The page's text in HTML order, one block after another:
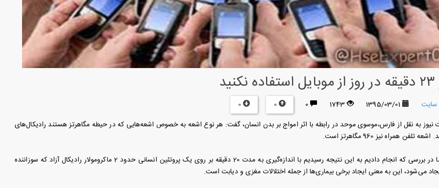
سایت 1395/03/01
1743
0
0
0
به نقل از فارس،موسوی موحد در رابطه با اثر امواج بر بدن انسان، گفت: هر نوع اشعه به خصوص اشعه‌هایی که در حیطه مگاهرتز هستند رادیکال‌های
همراه نیز 960 مگاهرتز است.
وی ادامه داد: ما در بررسی که انجام دادیم به این نتیجه رسیدیم با اندازه‌گیری به مدت 20 دقیقه بر روی یک پروتئین انسانی حدود 2 ماکرومولار رادیکال آزاد که سوزاننده
می‌شود، این به معنی ایجاد برخی بیماری‌ها از جمله اختلالات مغزی و دیابت است.